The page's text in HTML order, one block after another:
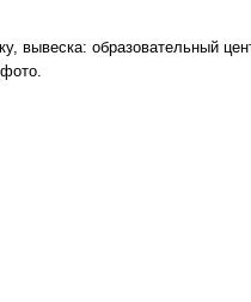
вывеска: образовательный